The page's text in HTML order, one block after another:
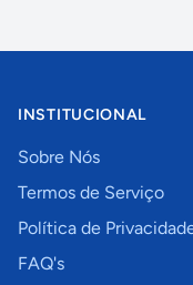
INSTITUCIONAL
Sobre Nós
Termos de Serviço
Política de
FAQ's